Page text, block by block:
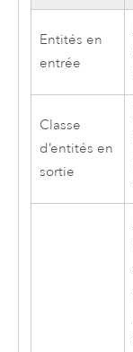
Entités en
entrée
Classe
d’entités en
sortie